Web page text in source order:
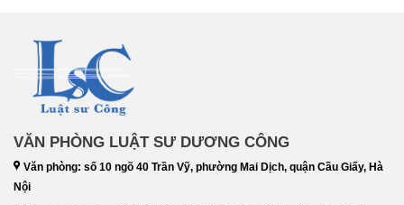
VĂN PHÒNG LUẬT SƯ DƯƠNG CÔNG
Văn phòng: số 10 ngõ 40 Trần Vỹ, phường Mai Dịch, quận Cầu Giấy, Hà
Nội